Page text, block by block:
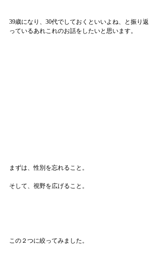
39歳になり、30代でしておくといいよね、と振り返
っているあれこれのお話をしたいと思います。
まずは、性別を忘れること。
そして、視野を広げること。
この２つに絞ってみました。